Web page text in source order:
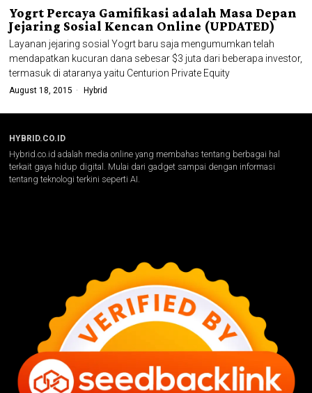
Yogrt Percaya Gamifikasi adalah Masa Depan
Jejaring Sosial Kencan Online (UPDATED)
Layanan jejaring sosial Yogrt baru saja mengumumkan telah
mendapatkan kucuran dana sebesar $3 juta dari beberapa investor,
termasuk di ataranya yaitu Centurion Private Equity
August 18, 2015 Hybrid
HYBRID.CO.ID
Hybrid.co.id adalah media online yang membahas tentang berbagai hal
terkait gaya hidup digital. Mulai dari gadget sampai dengan informasi
tentang teknologi terkini seperti AI.